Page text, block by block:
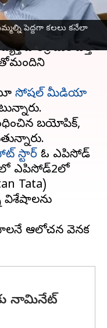
పెద్దగా కలలు కనేలా
పారిశ్రామిక వేత్త
సోషల్ మీడియా
బయోపిక్‌,
స్టార్‌ ఓ ఎపిసోడ్‌
ఎపిసోడ్‌2లో
Tata)
విశేషాలను
ఆలోచన వెనక
నామినేట్‌